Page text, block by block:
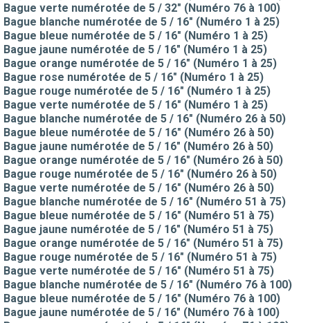
Bague verte numérotée de 5 / 32" (Numéro 76 à 100)
Bague blanche numérotée de 5 / 16" (Numéro 1 à 25)
Bague bleue numérotée de 5 / 16" (Numéro 1 à 25)
Bague jaune numérotée de 5 / 16" (Numéro 1 à 25)
Bague orange numérotée de 5 / 16" (Numéro 1 à 25)
Bague rose numérotée de 5 / 16" (Numéro 1 à 25)
Bague rouge numérotée de 5 / 16" (Numéro 1 à 25)
Bague verte numérotée de 5 / 16" (Numéro 1 à 25)
Bague blanche numérotée de 5 / 16" (Numéro 26 à 50)
Bague bleue numérotée de 5 / 16" (Numéro 26 à 50)
Bague jaune numérotée de 5 / 16" (Numéro 26 à 50)
Bague orange numérotée de 5 / 16" (Numéro 26 à 50)
Bague rouge numérotée de 5 / 16" (Numéro 26 à 50)
Bague verte numérotée de 5 / 16" (Numéro 26 à 50)
Bague blanche numérotée de 5 / 16" (Numéro 51 à 75)
Bague bleue numérotée de 5 / 16" (Numéro 51 à 75)
Bague jaune numérotée de 5 / 16" (Numéro 51 à 75)
Bague orange numérotée de 5 / 16" (Numéro 51 à 75)
Bague rouge numérotée de 5 / 16" (Numéro 51 à 75)
Bague verte numérotée de 5 / 16" (Numéro 51 à 75)
Bague blanche numérotée de 5 / 16" (Numéro 76 à 100)
Bague bleue numérotée de 5 / 16" (Numéro 76 à 100)
Bague jaune numérotée de 5 / 16" (Numéro 76 à 100)